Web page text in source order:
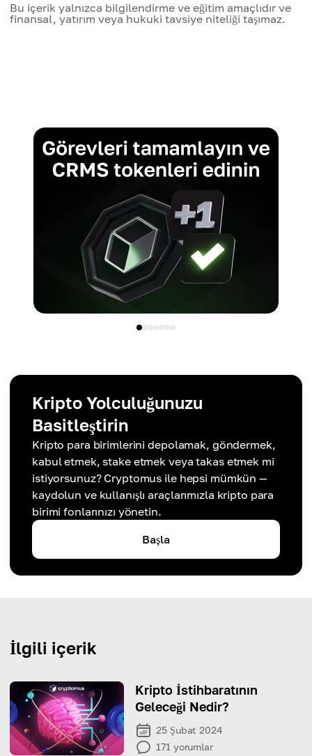
Bu içerik yalnızca bilgilendirme ve eğitim amaçlıdır ve
finansal, yatırım veya hukuki tavsiye niteliği taşımaz.
Kripto Yolculuğunuzu
Basitleştirin
Kripto para birimlerini depolamak, göndermek,
kabul etmek, stake etmek veya takas etmek mi
istiyorsunuz? Cryptomus ile hepsi mümkün —
kaydolun ve kullanışlı araçlarımızla kripto para
birimi fonlarınızı yönetin.
Başla
İlgili içerik
Kripto İstihbaratının
Geleceği Nedir?
25 Şubat 2024
171 yorumlar